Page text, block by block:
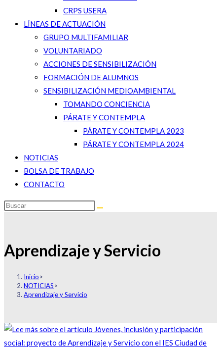
CRPS USERA
LÍNEAS DE ACTUACIÓN
GRUPO MULTIFAMILIAR
VOLUNTARIADO
ACCIONES DE SENSIBILIZACIÓN
FORMACIÓN DE ALUMNOS
SENSIBILIZACIÓN MEDIOAMBIENTAL
TOMANDO CONCIENCIA
PÁRATE Y CONTEMPLA
PÁRATE Y CONTEMPLA 2023
PÁRATE Y CONTEMPLA 2024
NOTICIAS
BOLSA DE TRABAJO
CONTACTO
Aprendizaje y Servicio
Inicio>
NOTICIAS>
Aprendizaje y Servicio